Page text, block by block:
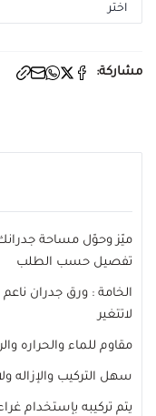
مشاركة:
ميّز وحوّل مساحة
تفصيل حسب الطلب
الخامة : ورق جدران ناعم
لاتتغير
مقاوم للماء والحراره
سهل التركيب والإزاله
يتم تركيبه بإستخدام